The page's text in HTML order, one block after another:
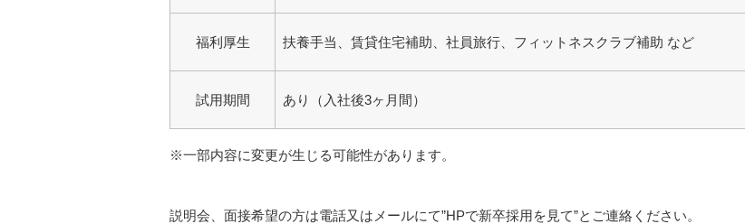
福利厚生 扶養手当、賃貸住宅補助、社員旅行、フィットネスクラブ補助 など
試用期間 あり（入社後3ヶ月間）
※一部内容に変更が生じる可能性があります。
説明会、面接希望の方は電話又はメールにて”HPで新卒採用を見て”とご連絡ください。